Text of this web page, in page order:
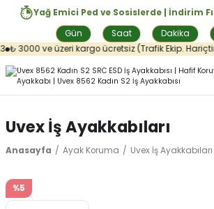
Yağ Emici Ped ve Sosislerde | İndirim
Gün
Saat Dakika
₺ 3000 ve üzeri kargo ücretsiz (Trafik Ekip.
Uvex İş Ayakkabıları
Anasayfa Ayak Koruma Uvex İş Ayakkabıları
%5